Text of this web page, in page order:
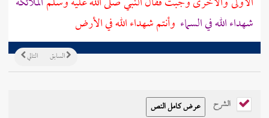
شهداء الله في السماء وأنتم شهداء الله في الأرض
التالي السابق
الشرح